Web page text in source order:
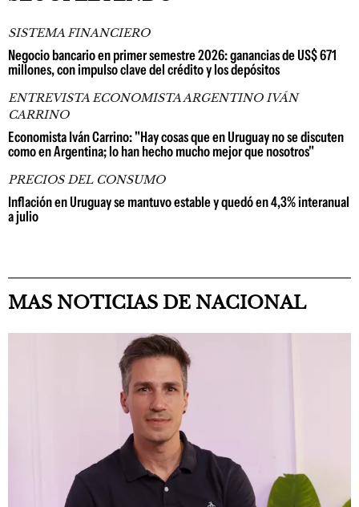
SISTEMA FINANCIERO
Negocio bancario en primer semestre 2026: ganancias de US$ 671
millones, con impulso clave del crédito y los depósitos
ENTREVISTA ECONOMISTA ARGENTINO IVÁN
CARRINO
Economista Iván Carrino: "Hay cosas que en Uruguay no se discuten
como en Argentina; lo han hecho mucho mejor que nosotros"
PRECIOS DEL CONSUMO
Inflación en Uruguay se mantuvo estable y quedó en 4,3% interanual
a julio
MAS NOTICIAS DE NACIONAL